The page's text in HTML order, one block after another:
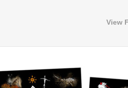
View